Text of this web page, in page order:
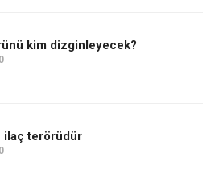
kim dizginleyecek?
ilaç terörüdür